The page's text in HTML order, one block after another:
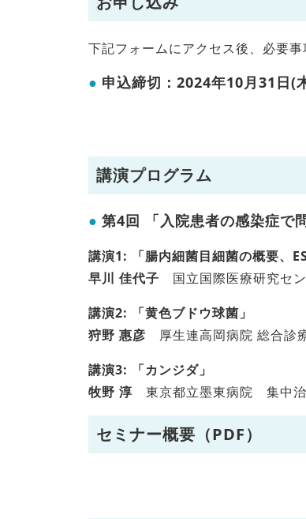
下記フォームにアクセス後、必要事
申込締切：2024年10月31日(
講演プログラム
第4回 「入院患者の感染症で
講演1: 「腸内細菌目細菌の概要、
早川 佳代子 国立国際医療研究セ
講演2: 「黄色ブドウ球菌」
狩野 惠彦 厚生連高岡病院 総合診
講演3: 「カンジダ」
牧野 淳 東京都立墨東病院 集中
セミナー概要（PDF）